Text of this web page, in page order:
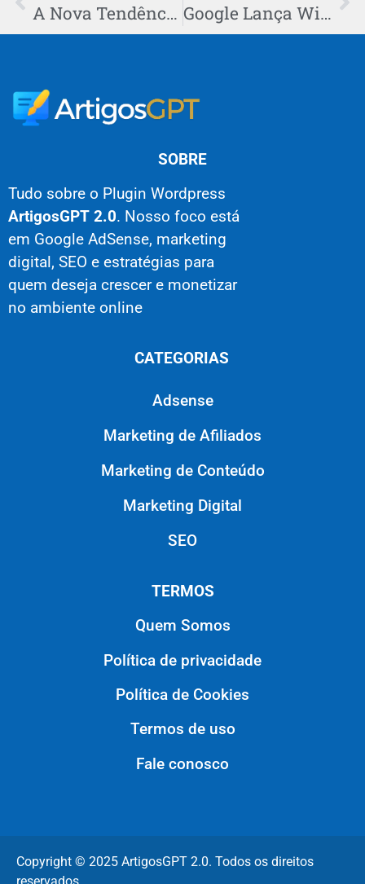
A Nova Tendência de Monetização que Divide Blogueiros Google Lança Widget de Anúncios — Veja se Vale a Pena
SOBRE
Tudo sobre o Plugin Wordpress
ArtigosGPT 2.0. Nosso foco está
em Google AdSense, marketing
digital, SEO e estratégias para
quem deseja crescer e monetizar
no ambiente online
CATEGORIAS
Adsense
Marketing de Afiliados
Marketing de Conteúdo
Marketing Digital
SEO
TERMOS
Quem Somos
Política de privacidade
Política de Cookies
Termos de uso
Fale conosco
Copyright © 2025 ArtigosGPT 2.0. Todos os direitos